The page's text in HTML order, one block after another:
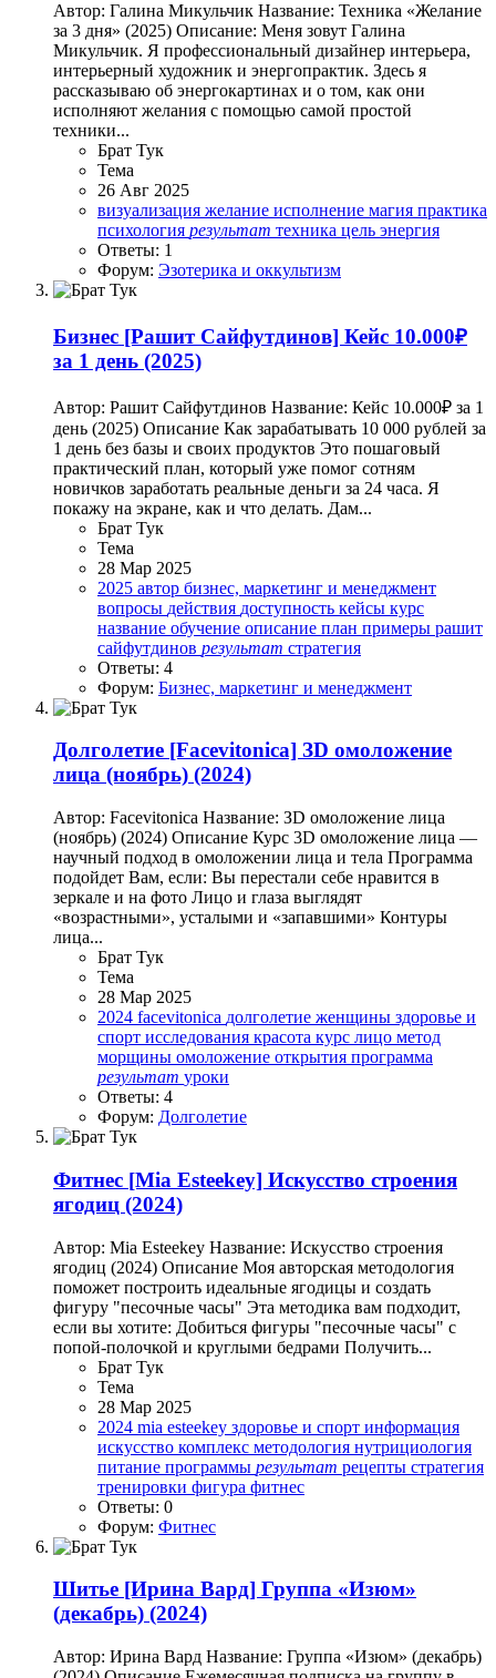
Автор: Галина Микульчик Название: Техника «Желание
за 3 дня» (2025) Описание: Меня зовут Галина
Микульчик. Я профессиональный дизайнер интерьера,
интерьерный художник и энергопрактик. Здесь я
рассказываю об энергокартинах и о том, как они
исполняют желания с помощью самой простой
техники...
Брат Тук
Тема
26 Авг 2025
визуализация желание исполнение магия практика
психология результат техника цель энергия
Ответы: 1
Форум: Эзотерика и оккультизм
Бизнес [Рашит Сайфутдинов] Кейс 10.000₽
за 1 день (2025)
Автор: Рашит Сайфутдинов Название: Кейс 10.000₽ за 1
день (2025) Описание Как зарабатывать 10 000 рублей за
1 день без базы и своих продуктов Это пошаговый
практический план, который уже помог сотням
новичков заработать реальные деньги за 24 часа. Я
покажу на экране, как и что делать. Дам...
Брат Тук
Тема
28 Мар 2025
2025 автор бизнес, маркетинг и менеджмент
вопросы действия доступность кейсы курс
название обучение описание план примеры рашит
сайфутдинов результат стратегия
Ответы: 4
Форум: Бизнес, маркетинг и менеджмент
Долголетие [Facevitonica] ЗD омоложение
лица (ноябрь) (2024)
Автор: Facevitonica Название: ЗD омоложение лица
(ноябрь) (2024) Описание Курс 3D омоложение лица —
научный подход в омоложении лица и тела Программа
подойдет Вам, если: Вы перестали себе нравится в
зеркале и на фото Лицо и глаза выглядят
«возрастными», усталыми и «запавшими» Контуры
лица...
Брат Тук
Тема
28 Мар 2025
2024 facevitonica долголетие женщины здоровье и
спорт исследования красота курс лицо метод
морщины омоложение открытия программа
результат уроки
Ответы: 4
Форум: Долголетие
Фитнес [Mia Esteekey] Искусство строения
ягодиц (2024)
Автор: Mia Esteekey Название: Искусство строения
ягодиц (2024) Описание Моя авторская методология
поможет построить идеальные ягодицы и создать
фигуру "песочные часы" Эта методика вам подходит,
если вы хотите: Добиться фигуры "песочные часы" с
попой-полочкой и круглыми бедрами Получить...
Брат Тук
Тема
28 Мар 2025
2024 mia esteekey здоровье и спорт информация
искусство комплекс методология нутрициология
питание программы результат рецепты стратегия
тренировки фигура фитнес
Ответы: 0
Форум: Фитнес
Шитье [Ирина Вард] Группа «Изюм»
(декабрь) (2024)
Автор: Ирина Вард Название: Группа «Изюм» (декабрь)